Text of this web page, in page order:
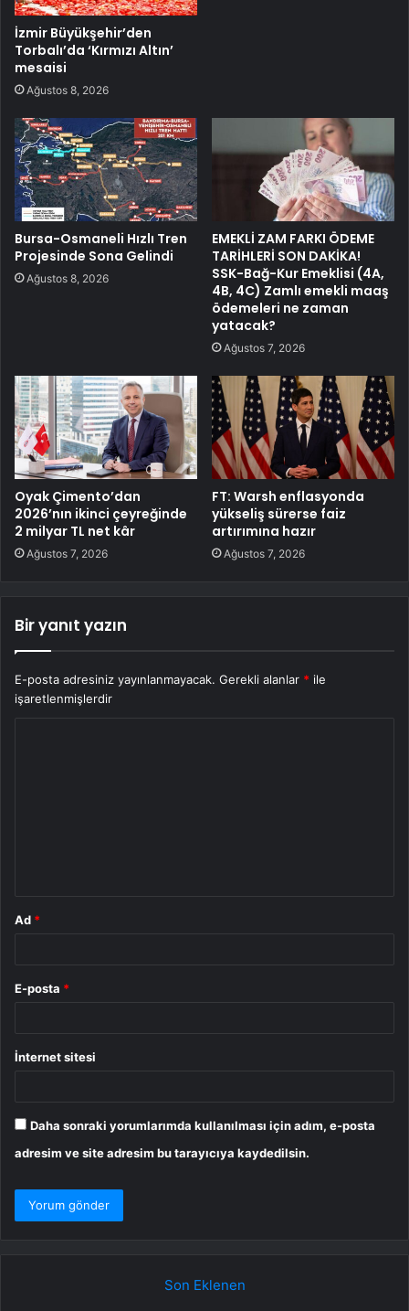
İzmir Büyükşehir’den
Torbalı’da ‘Kırmızı Altın’
mesaisi
Ağustos 8, 2026
Bursa-Osmaneli Hızlı Tren
Projesinde Sona Gelindi
Ağustos 8, 2026
EMEKLİ ZAM FARKI ÖDEME
TARİHLERİ SON DAKİKA!
SSK-Bağ-Kur Emeklisi (4A,
4B, 4C) Zamlı emekli maaş
ödemeleri ne zaman
yatacak?
Ağustos 7, 2026
Oyak Çimento’dan
2026’nın ikinci çeyreğinde
2 milyar TL net kâr
Ağustos 7, 2026
FT: Warsh enflasyonda
yükseliş sürerse faiz
artırımına hazır
Ağustos 7, 2026
Bir yanıt yazın
E-posta adresiniz yayınlanmayacak. Gerekli alanlar * ile
işaretlenmişlerdir
Ad *
E-posta *
İnternet sitesi
Daha sonraki yorumlarımda kullanılması için adım, e-posta
adresim ve site adresim bu tarayıcıya kaydedilsin.
Son Eklenen